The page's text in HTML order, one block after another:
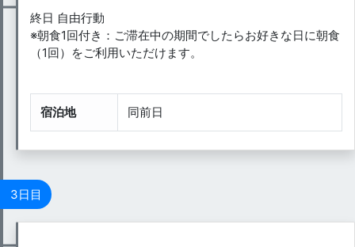
終日 自由行動
※朝食1回付き：ご滞在中の期間でしたらお好きな日に朝食
（1回）をご利用いただけます。
宿泊地 同前日
3日目